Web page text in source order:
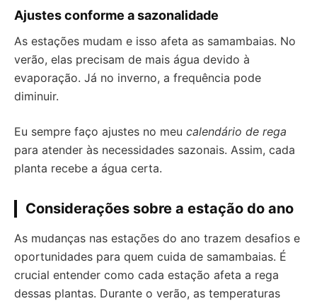
Ajustes conforme a sazonalidade
As estações mudam e isso afeta as samambaias. No
verão, elas precisam de mais água devido à
evaporação. Já no inverno, a frequência pode
diminuir.
Eu sempre faço ajustes no meu calendário de rega
para atender às necessidades sazonais. Assim, cada
planta recebe a água certa.
Considerações sobre a estação do ano
As mudanças nas estações do ano trazem desafios e
oportunidades para quem cuida de samambaias. É
crucial entender como cada estação afeta a rega
dessas plantas. Durante o verão, as temperaturas